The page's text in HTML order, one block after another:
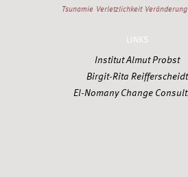
Tsunamie Verletzlichkeit Veränderung
LINKS
Institut Almut Probst
Birgit-Rita Reifferscheidt
El-Nomany Change